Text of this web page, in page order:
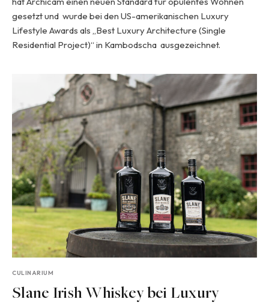
gesetzt und wurde bei den US-amerikanischen Luxury
Lifestyle Awards als „Best Luxury Architecture (Single
Residential Project)“ in Kambodscha ausgezeichnet.
CULINARIUM
Slane Irish Whiskey bei Luxury